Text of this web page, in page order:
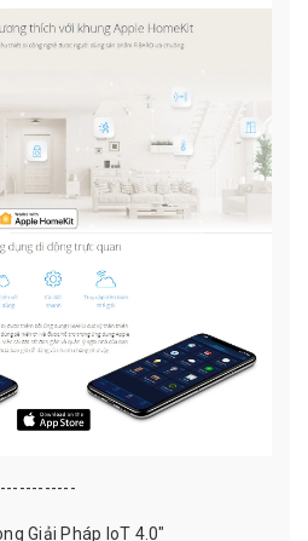
Giải Pháp IoT 4.0"